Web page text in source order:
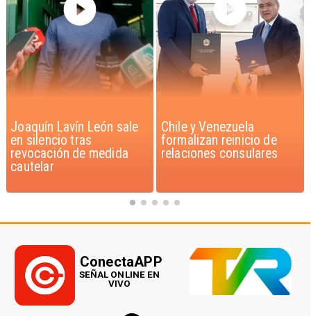
Chile y Venezuela
formalizan reinicio de
relaciones consulares
Feriantes rechazan
dichos de Camila Flores
sobre Fabiola Campillai
ConectaAPP
SEÑAL ONLINE EN
VIVO